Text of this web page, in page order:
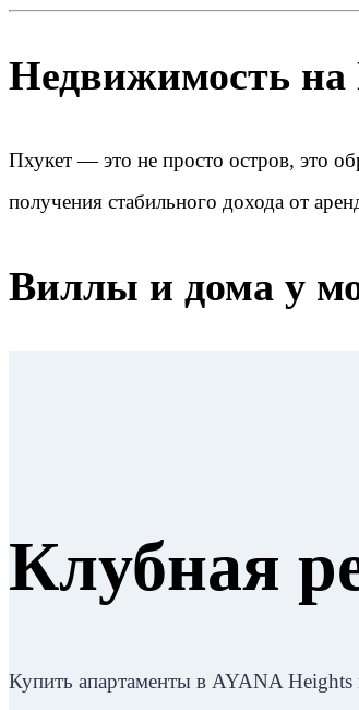
Недвижимость на
Пхукет — это не просто остров, это
получения стабильного дохода от
Виллы и дома у
Клубная
Купить апартаменты в AYANA